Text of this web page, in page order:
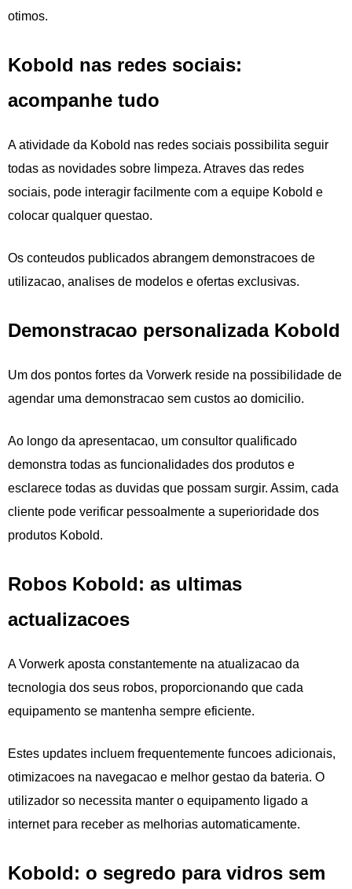
otimos.
Kobold nas redes sociais:
acompanhe tudo
A atividade da Kobold nas redes sociais possibilita seguir
todas as novidades sobre limpeza. Atraves das redes
sociais, pode interagir facilmente com a equipe Kobold e
colocar qualquer questao.
Os conteudos publicados abrangem demonstracoes de
utilizacao, analises de modelos e ofertas exclusivas.
Demonstracao personalizada Kobold
Um dos pontos fortes da Vorwerk reside na possibilidade de
agendar uma demonstracao sem custos ao domicilio.
Ao longo da apresentacao, um consultor qualificado
demonstra todas as funcionalidades dos produtos e
esclarece todas as duvidas que possam surgir. Assim, cada
cliente pode verificar pessoalmente a superioridade dos
produtos Kobold.
Robos Kobold: as ultimas
actualizacoes
A Vorwerk aposta constantemente na atualizacao da
tecnologia dos seus robos, proporcionando que cada
equipamento se mantenha sempre eficiente.
Estes updates incluem frequentemente funcoes adicionais,
otimizacoes na navegacao e melhor gestao da bateria. O
utilizador so necessita manter o equipamento ligado a
internet para receber as melhorias automaticamente.
Kobold: o segredo para vidros sem